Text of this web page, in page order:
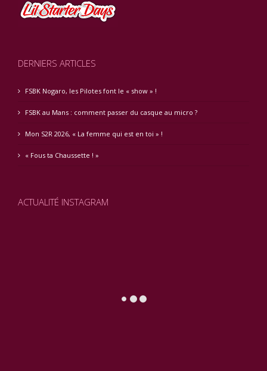
DERNIERS ARTICLES
FSBK Nogaro, les Pilotes font le « show » !
FSBK au Mans : comment passer du casque au micro ?
Mon S2R 2026, « La femme qui est en toi » !
« Fous ta Chaussette ! »
ACTUALITÉ INSTAGRAM